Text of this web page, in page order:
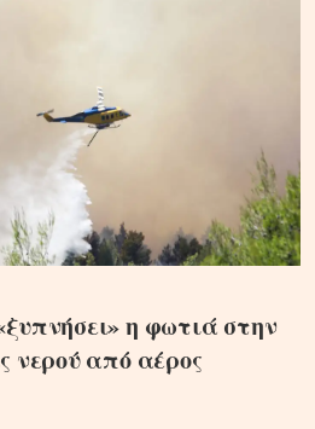
η φωτιά στην
νερού από αέρος